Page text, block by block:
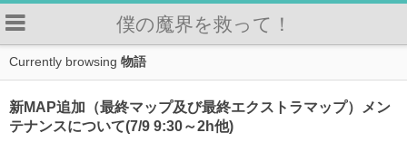
僕の魔界を救って！
Currently browsing 物語
新MAP追加（最終マップ及び最終エクストラマップ）メン
テナンスについて(7/9 9:30～2h他)